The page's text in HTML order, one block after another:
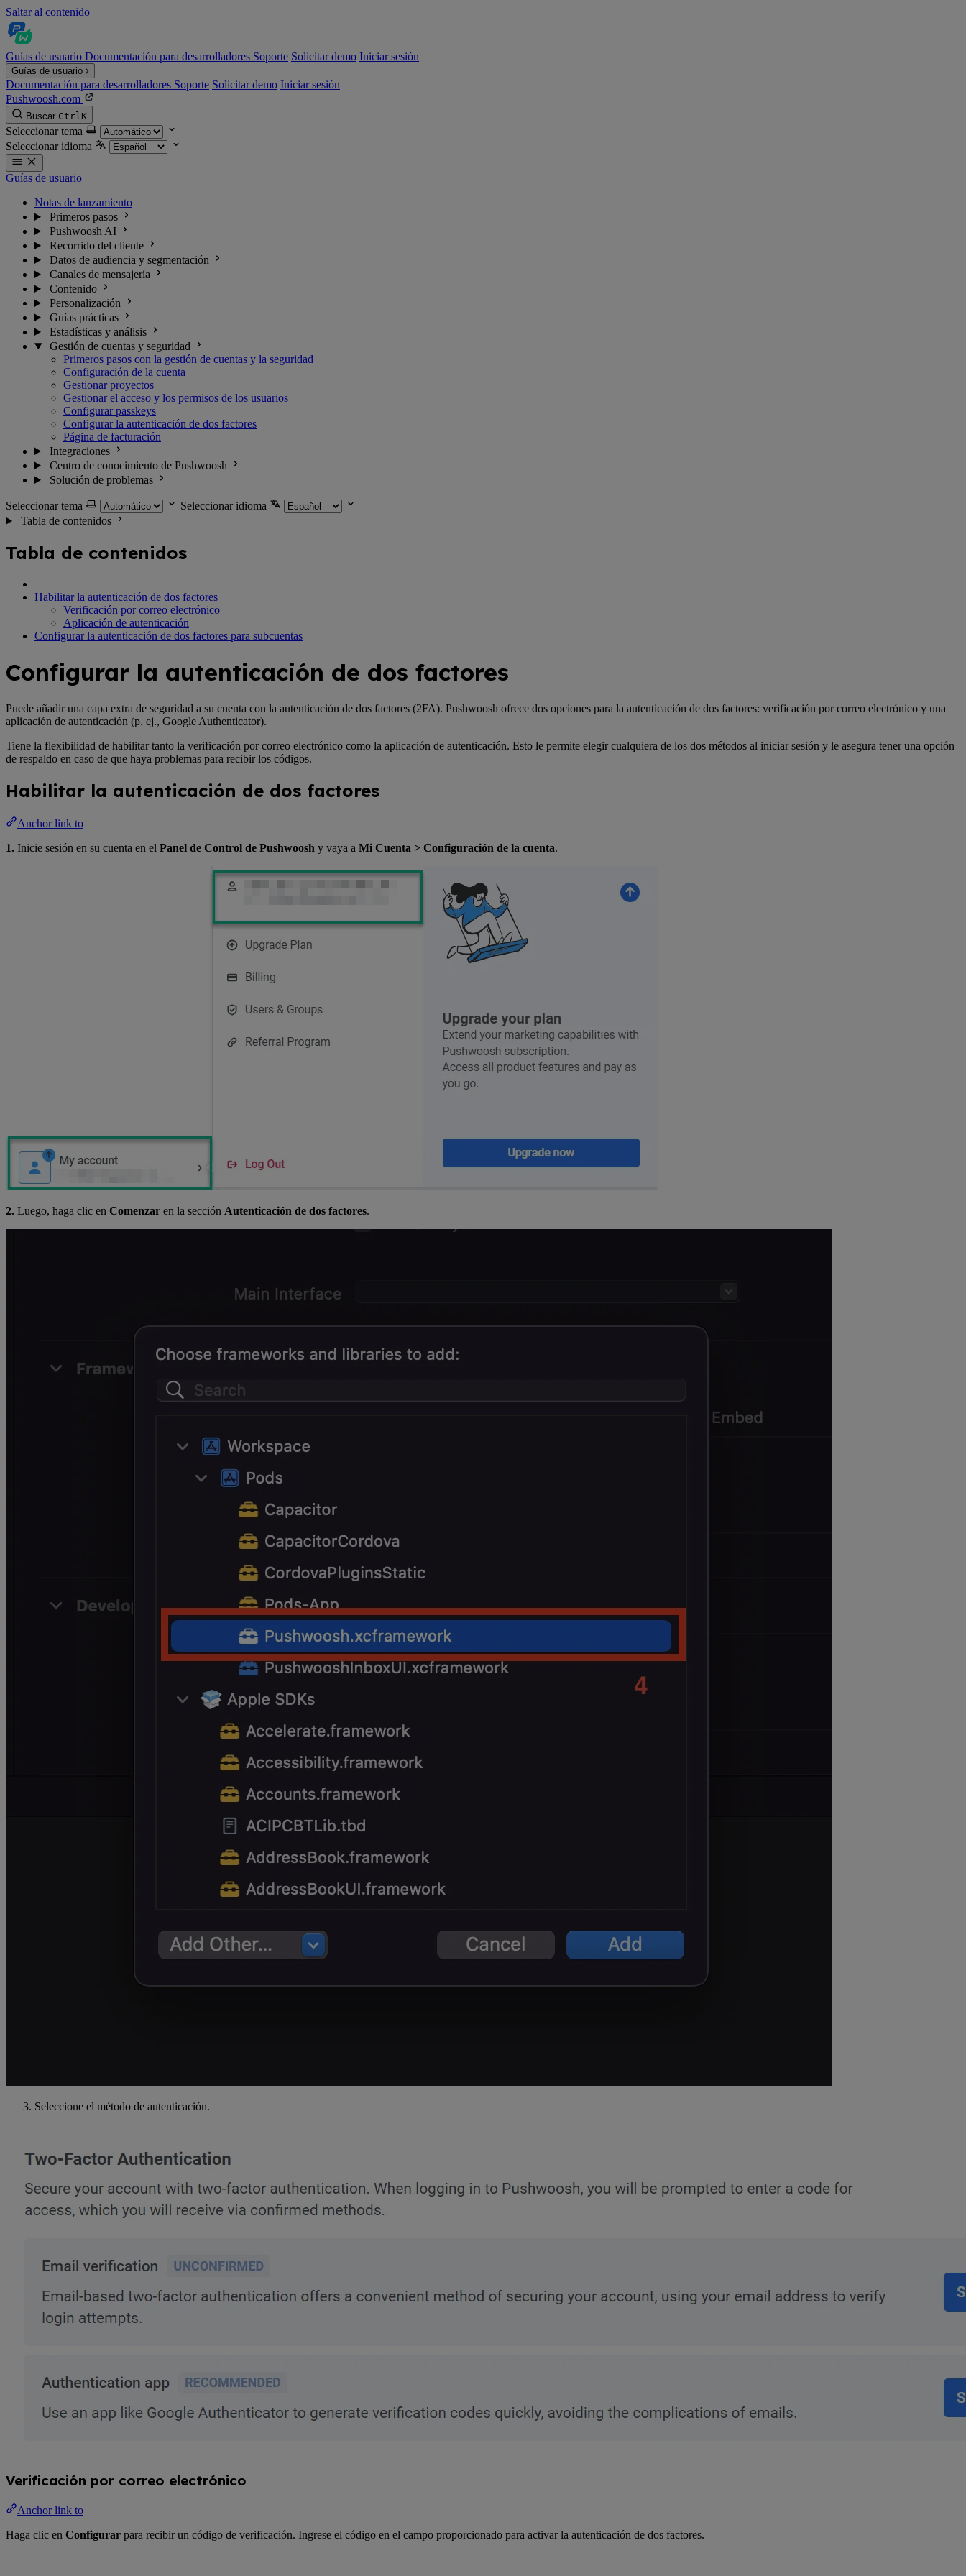
Saltar al contenido
Guías de usuario Documentación para desarrolladores Soporte Solicitar demo Iniciar sesión
Guías de usuario
Documentación para desarrolladores Soporte Solicitar demo Iniciar sesión
Pushwoosh.com
Buscar CtrlK
Seleccionar tema
Seleccionar idioma
Guías de usuario
Notas de lanzamiento
Primeros pasos
Pushwoosh AI
Recorrido del cliente
Datos de audiencia y segmentación
Canales de mensajería
Contenido
Personalización
Guías prácticas
Estadísticas y análisis
Gestión de cuentas y seguridad
Primeros pasos con la gestión de cuentas y la seguridad
Configuración de la cuenta
Gestionar proyectos
Gestionar el acceso y los permisos de los usuarios
Configurar passkeys
Configurar la autenticación de dos factores
Página de facturación
Integraciones
Centro de conocimiento de Pushwoosh
Solución de problemas
Seleccionar tema
Seleccionar idioma
Tabla de contenidos
Tabla de contenidos
Habilitar la autenticación de dos factores
Verificación por correo electrónico
Aplicación de autenticación
Configurar la autenticación de dos factores para subcuentas
Configurar la autenticación de dos factores
Puede añadir una capa extra de seguridad a su cuenta con la autenticación de dos factores (2FA). Pushwoosh ofrece dos opciones para la autenticación de dos factores: verificación por correo electrónico y una
aplicación de autenticación (p. ej., Google Authenticator).
Tiene la flexibilidad de habilitar tanto la verificación por correo electrónico como la aplicación de autenticación. Esto le permite elegir cualquiera de los dos métodos al iniciar sesión y le asegura tener una opción
de respaldo en caso de que haya problemas para recibir los códigos.
Habilitar la autenticación de dos factores
Anchor link to
1. Inicie sesión en su cuenta en el Panel de Control de Pushwoosh y vaya a Mi Cuenta > Configuración de la cuenta.
2. Luego, haga clic en Comenzar en la sección Autenticación de dos factores.
Seleccione el método de autenticación.
Verificación por correo electrónico
Anchor link to
Haga clic en Configurar para recibir un código de verificación. Ingrese el código en el campo proporcionado para activar la autenticación de dos factores.